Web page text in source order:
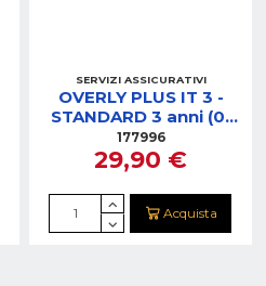
SERVIZI ASSICURATIVI
OVERLY PLUS IT 3 -
STANDARD 3 anni (0-
200)
177996
29,90 €
Acquista